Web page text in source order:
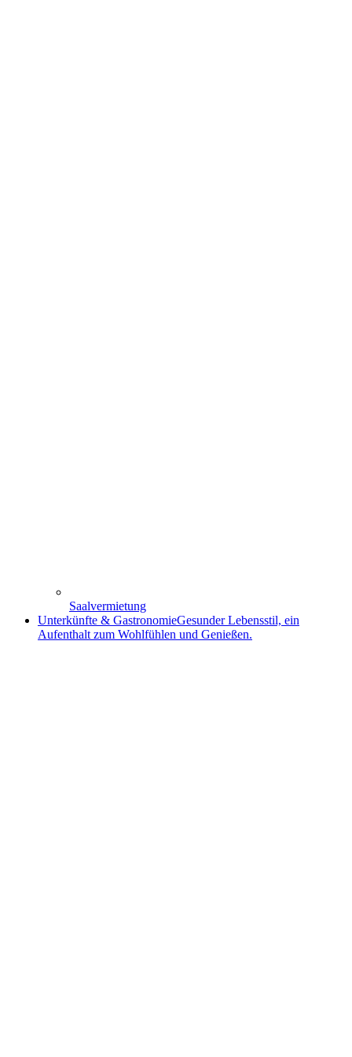
Saalvermietung
Unterkünfte & GastronomieGesunder Lebensstil, ein
Aufenthalt zum Wohlfühlen und Genießen.